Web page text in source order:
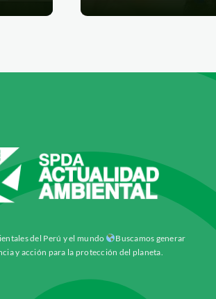
del Perú y el mundo
Buscamos generar
y acción para la protección del planeta.